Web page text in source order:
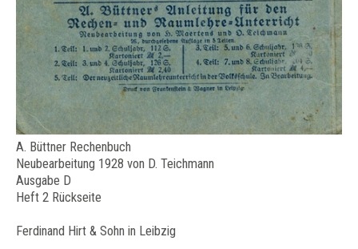
A. Büttner Rechenbuch
Neubearbeitung 1928 von D. Teichmann
Ausgabe D
Heft 2 Rückseite
Ferdinand Hirt & Sohn in Leibzig